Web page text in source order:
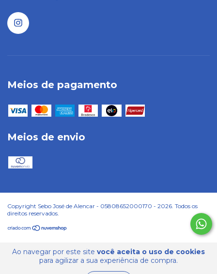
Ao navegar por este site você aceita o uso de cookies
para agilizar a sua experiência de compra.
Meios de pagamento
Meios de envio
Copyright Sebo José de Alencar - 05808652000170 - 2026. Todos os
direitos reservados.